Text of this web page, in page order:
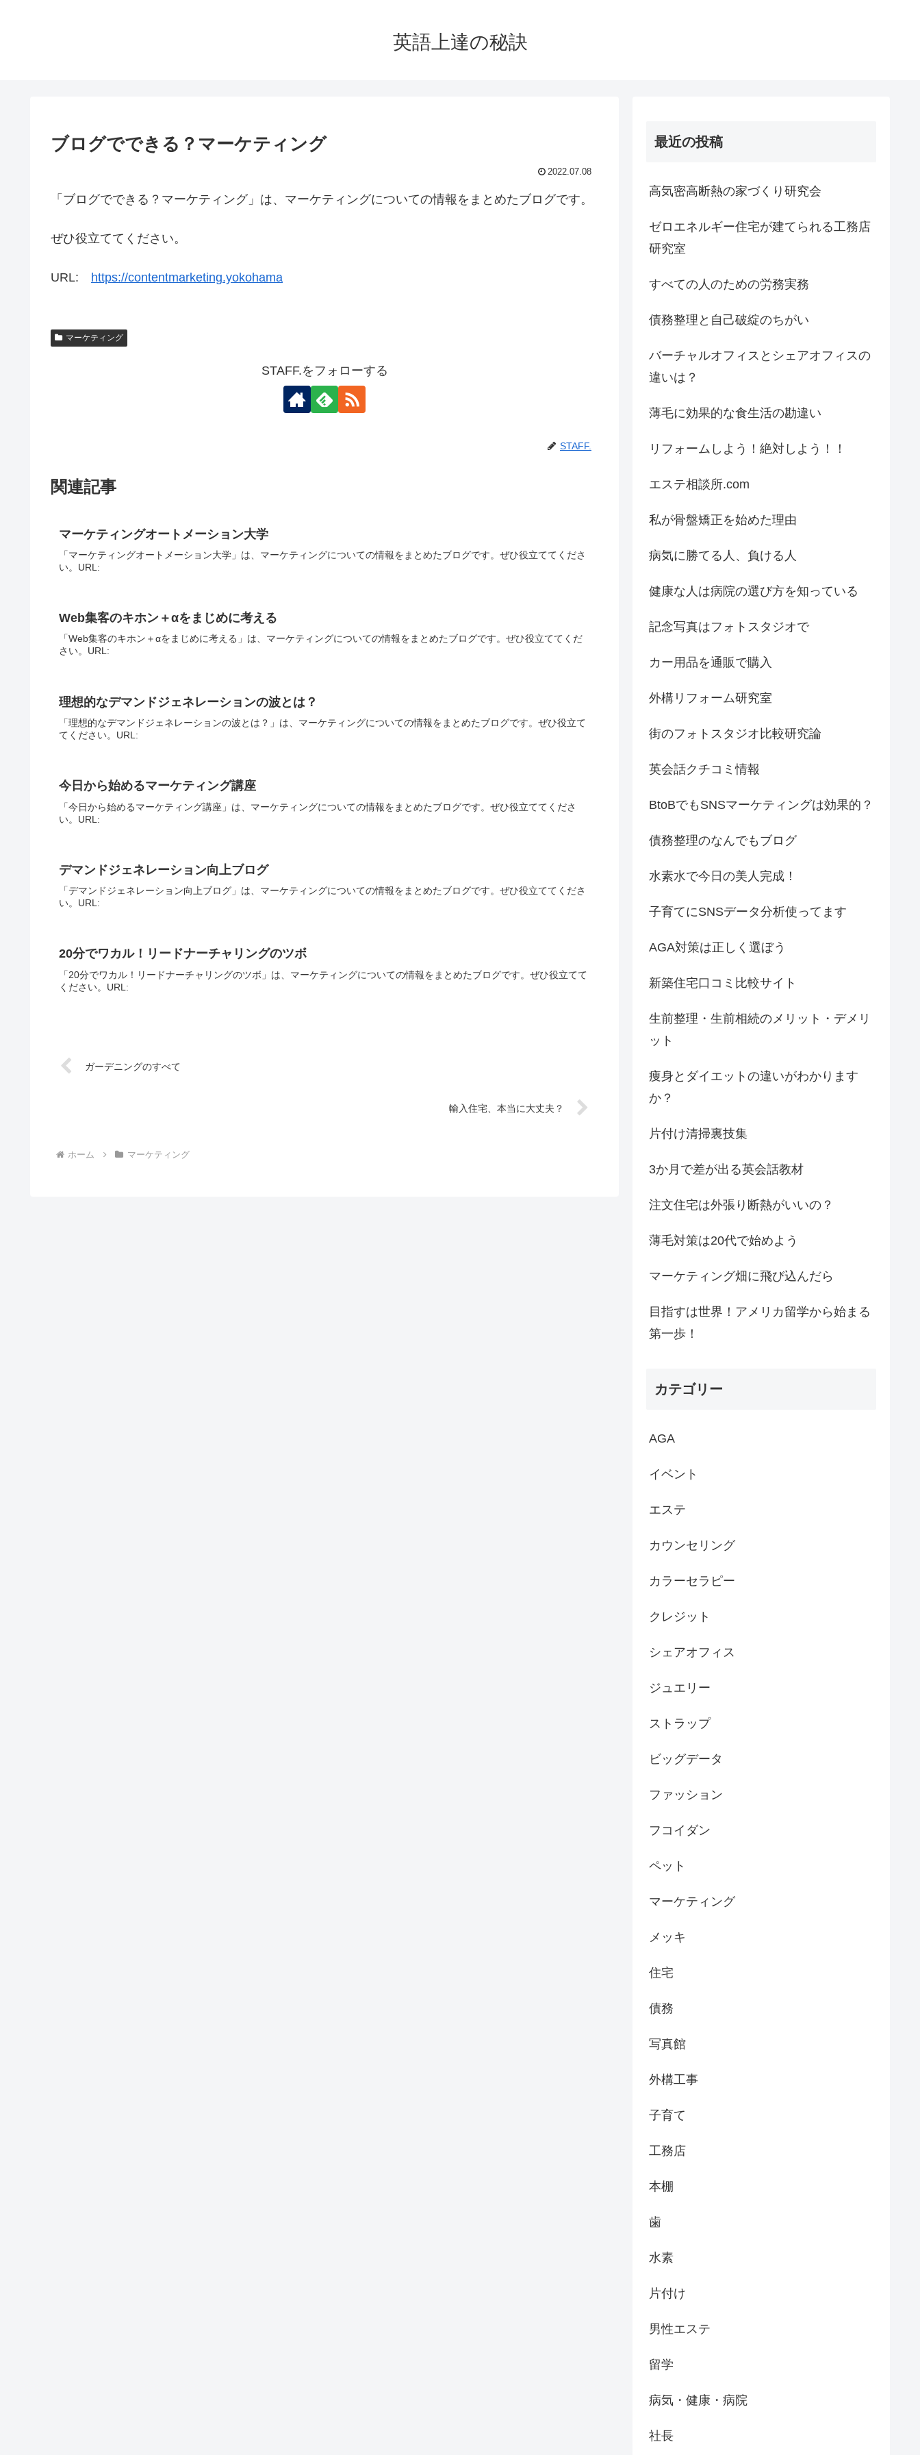
英語上達の秘訣
ブログでできる？マーケティング
2022.07.08
「ブログでできる？マーケティング」は、マーケティングについての情報をまとめたブログです。
ぜひ役立ててください。
URL: https://contentmarketing.yokohama
マーケティング
STAFF.をフォローする
STAFF.
関連記事
マーケティングオートメーション大学
「マーケティングオートメーション大学」は、マーケティングについての情報をまとめたブログです。ぜひ役立ててくださ
い。URL:
Web集客のキホン＋αをまじめに考える
「Web集客のキホン＋αをまじめに考える」は、マーケティングについての情報をまとめたブログです。ぜひ役立ててくだ
さい。URL:
理想的なデマンドジェネレーションの波とは？
「理想的なデマンドジェネレーションの波とは？」は、マーケティングについての情報をまとめたブログです。ぜひ役立て
てください。URL:
今日から始めるマーケティング講座
「今日から始めるマーケティング講座」は、マーケティングについての情報をまとめたブログです。ぜひ役立ててくださ
い。URL:
デマンドジェネレーション向上ブログ
「デマンドジェネレーション向上ブログ」は、マーケティングについての情報をまとめたブログです。ぜひ役立ててくださ
い。URL:
20分でワカル！リードナーチャリングのツボ
「20分でワカル！リードナーチャリングのツボ」は、マーケティングについての情報をまとめたブログです。ぜひ役立てて
ください。URL:
ガーデニングのすべて
輸入住宅、本当に大丈夫？
ホーム マーケティング
最近の投稿
高気密高断熱の家づくり研究会
ゼロエネルギー住宅が建てられる工務店
研究室
すべての人のための労務実務
債務整理と自己破綻のちがい
バーチャルオフィスとシェアオフィスの
違いは？
薄毛に効果的な食生活の勘違い
リフォームしよう！絶対しよう！！
エステ相談所.com
私が骨盤矯正を始めた理由
病気に勝てる人、負ける人
健康な人は病院の選び方を知っている
記念写真はフォトスタジオで
カー用品を通販で購入
外構リフォーム研究室
街のフォトスタジオ比較研究論
英会話クチコミ情報
BtoBでもSNSマーケティングは効果的？
債務整理のなんでもブログ
水素水で今日の美人完成！
子育てにSNSデータ分析使ってます
AGA対策は正しく選ぼう
新築住宅口コミ比較サイト
生前整理・生前相続のメリット・デメリ
ット
痩身とダイエットの違いがわかります
か？
片付け清掃裏技集
3か月で差が出る英会話教材
注文住宅は外張り断熱がいいの？
薄毛対策は20代で始めよう
マーケティング畑に飛び込んだら
目指すは世界！アメリカ留学から始まる
第一歩！
カテゴリー
AGA
イベント
エステ
カウンセリング
カラーセラピー
クレジット
シェアオフィス
ジュエリー
ストラップ
ビッグデータ
ファッション
フコイダン
ペット
マーケティング
メッキ
住宅
債務
写真館
外構工事
子育て
工務店
本棚
歯
水素
片付け
男性エステ
留学
病気・健康・病院
社長